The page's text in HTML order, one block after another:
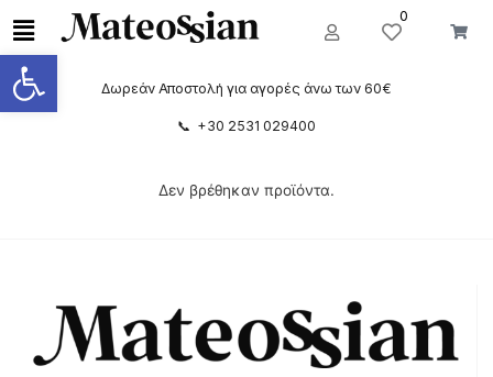
Ανοίξτε τη γραμμή εργαλείων
0
Δωρεάν Αποστολή για αγορές άνω των 60€
📞 +30 2531 029400
Δεν βρέθηκαν προϊόντα.